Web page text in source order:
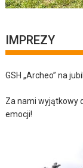
IMPREZY
GSH „Archeo” na
Za nami wyjątkowy
emocji!